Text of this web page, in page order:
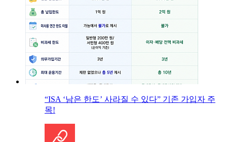
“ISA ‘남은 한도’ 사라질 수 있다” 기존 가입자 주
목!